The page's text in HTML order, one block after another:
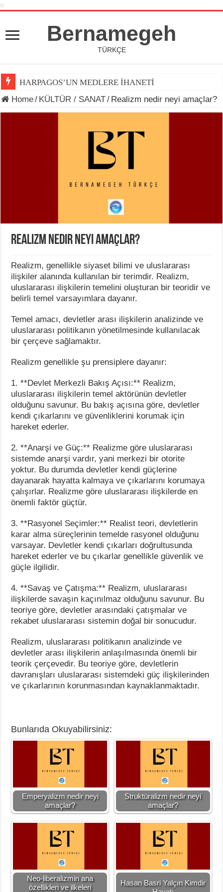
Bernamegeh
TÜRKÇE
HARPAGOS’UN MEDLERE İHANETİ
Home/ KÜLTÜR / SANAT/ Realizm nedir neyi amaçlar?
Realizm nedir neyi amaçlar?
Realizm, genellikle siyaset bilimi ve uluslararası
ilişkiler alanında kullanılan bir terimdir. Realizm,
uluslararası ilişkilerin temelini oluşturan bir teoridir ve
belirli temel varsayımlara dayanır.
Temel amacı, devletler arası ilişkilerin analizinde ve
uluslararası politikanın yönetilmesinde kullanılacak
bir çerçeve sağlamaktır.
Realizm genellikle şu prensiplere dayanır:
1. **Devlet Merkezli Bakış Açısı:** Realizm,
uluslararası ilişkilerin temel aktörünün devletler
olduğunu savunur. Bu bakış açısına göre, devletler
kendi çıkarlarını ve güvenliklerini korumak için
hareket ederler.
2. **Anarşi ve Güç:** Realizme göre uluslararası
sistemde anarşi vardır, yani merkezi bir otorite
yoktur. Bu durumda devletler kendi güçlerine
dayanarak hayatta kalmaya ve çıkarlarını korumaya
çalışırlar. Realizme göre uluslararası ilişkilerde en
önemli faktör güçtür.
3. **Rasyonel Seçimler:** Realist teori, devletlerin
karar alma süreçlerinin temelde rasyonel olduğunu
varsayar. Devletler kendi çıkarları doğrultusunda
hareket ederler ve bu çıkarlar genellikle güvenlik ve
güçle ilgilidir.
4. **Savaş ve Çatışma:** Realizm, uluslararası
ilişkilerde savaşın kaçınılmaz olduğunu savunur. Bu
teoriye göre, devletler arasındaki çatışmalar ve
rekabet uluslararası sistemin doğal bir sonucudur.
Realizm, uluslararası politikanın analizinde ve
devletler arası ilişkilerin anlaşılmasında önemli bir
teorik çerçevedir. Bu teoriye göre, devletlerin
davranışları uluslararası sistemdeki güç ilişkilerinden
ve çıkarlarının korunmasından kaynaklanmaktadır.
Bunlarıda Okuyabilirsiniz:
Emperyalizm nedir neyi
amaçlar?
Struktüralizm nedir neyi
amaçlar?
Neo-liberalizmin ana
özellikleri ve ilkeleri
Hasan Basri Yalçın Kimdir